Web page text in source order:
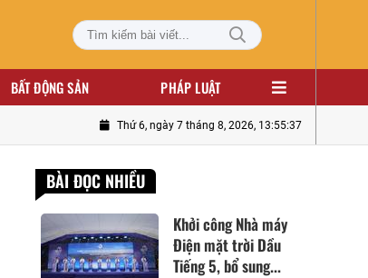
BẤT ĐỘNG SẢN PHÁP LUẬT
Thứ 6, ngày 7 tháng 8, 2026, 13:55:38
BÀI ĐỌC NHIỀU
Khởi công Nhà máy
Điện mặt trời Dầu
Tiếng 5, bổ sung...